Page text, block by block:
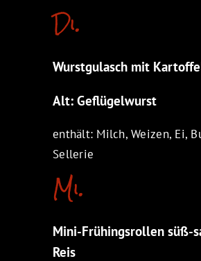
Di.
Wurstgulasch mit
Alt: Geflügelwurst
enthält: Milch, Weizen, Ei,
Sellerie
Mi.
Mini-Frühingsrollen süß-
Reis